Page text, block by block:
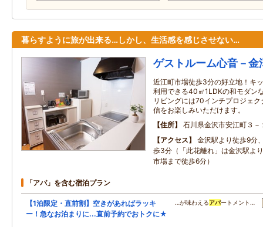
暮らすように旅が出来る…しかし、生活感を感じさせない…
ゲストルーム心音－金
近江町市場徒歩3分の好立地！キ
利用できる40㎡1LDKの和モダン
リビングには70インチプロジェ
信をお楽しみいただけます。
住所
石川県金沢市安江町３
アクセス
金沢駅より徒歩9分
歩3分（「此花離れ」は金沢駅よ
市場まで徒歩6分）
「アパ」を含む宿泊プラン
【1泊限定・直前割】空きがあればラッキ
ー！急なお泊まりに...直前予約でおトクに★
…が味わえるアパートメント…